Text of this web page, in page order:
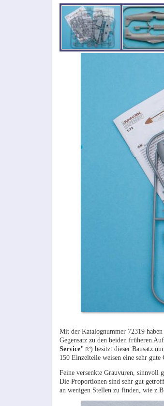
Mit der Katalognummer 72319
Gegensatz zu den beiden früheren
Service"
) besitzt dieser Bausatz
150 Einzelteile weisen eine sehr gute
Feine versenkte Grauvuren, sinnvoll
Die Proportionen sind sehr gut
an wenigen Stellen zu finden, wie